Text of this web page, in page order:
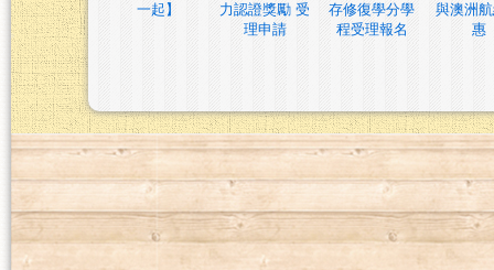
一起】
力認證獎勵 受
理申請
存修復學分學
程受理報名
與澳洲
惠